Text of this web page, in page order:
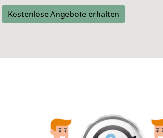
Kostenlose Angebote erhalten